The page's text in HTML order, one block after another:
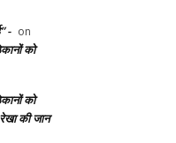
- on
को
को
की जान